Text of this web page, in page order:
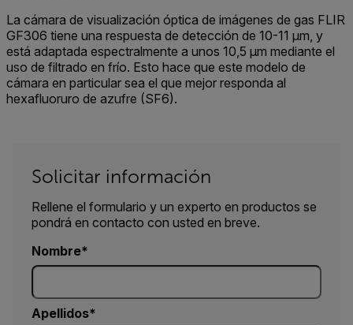
La cámara de visualización óptica de imágenes de gas FLIR
GF306 tiene una respuesta de detección de 10-11 μm, y
está adaptada espectralmente a unos 10,5 μm mediante el
uso de filtrado en frío. Esto hace que este modelo de
cámara en particular sea el que mejor responda al
hexafluoruro de azufre (SF6).
Solicitar información
Rellene el formulario y un experto en productos se
pondrá en contacto con usted en breve.
Nombre
Apellidos